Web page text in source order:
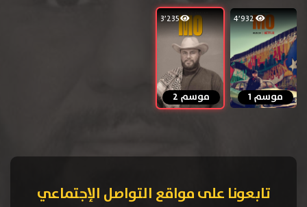
4٬932
موسم 1
3٬235
موسم 2
تابعونا على مواقع التواصل الإجتماعي